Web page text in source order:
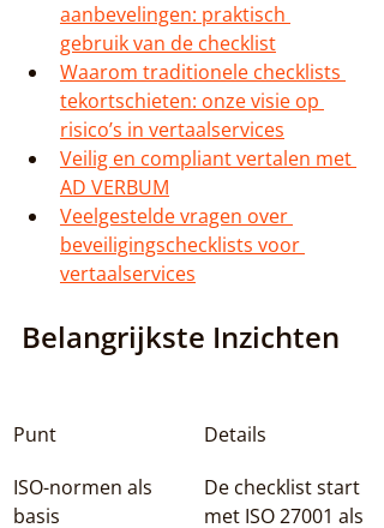
aanbevelingen: praktisch
gebruik van de checklist
Waarom traditionele checklists
tekortschieten: onze visie op
risico’s in vertaalservices
Veilig en compliant vertalen met
AD VERBUM
Veelgestelde vragen over
beveiligingschecklists voor
vertaalservices
Belangrijkste Inzichten
Punt
Details
ISO-normen als
basis
De checklist start
met ISO 27001 als